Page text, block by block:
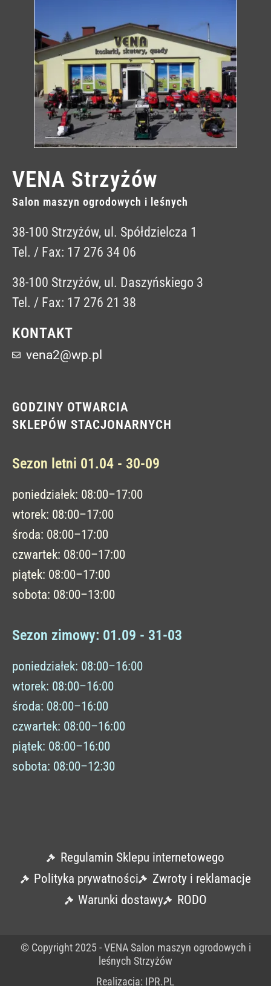
VENA Strzyżów
Salon maszyn ogrodowych i leśnych
38-100 Strzyżów, ul. Spółdzielcza 1
Tel. / Fax: 17 276 34 06
38-100 Strzyżów, ul. Daszyńskiego 3
Tel. / Fax: 17 276 21 38
KONTAKT
vena2@wp.pl
GODZINY OTWARCIA
SKLEPÓW STACJONARNYCH
Sezon letni 01.04 - 30-09
poniedziałek: 08:00–17:00
wtorek: 08:00–17:00
środa: 08:00–17:00
czwartek: 08:00–17:00
piątek: 08:00–17:00
sobota: 08:00–13:00
Sezon zimowy: 01.09 - 31-03
poniedziałek: 08:00–16:00
wtorek: 08:00–16:00
środa: 08:00–16:00
czwartek: 08:00–16:00
piątek: 08:00–16:00
sobota: 08:00–12:30
Regulamin Sklepu internetowego
Polityka prywatności
Zwroty i reklamacje
Warunki dostawy
RODO
© Copyright 2025 - VENA Salon maszyn ogrodowych i
leśnych Strzyżów
Realizacja: IPR.PL